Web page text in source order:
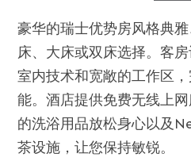
豪华的瑞士优势房风格典
床、大床或双床选择。客
室内技术和宽敞的工作区
能。酒店提供免费无线上
的洗浴用品放松身心以及
茶设施，让您保持敏锐。